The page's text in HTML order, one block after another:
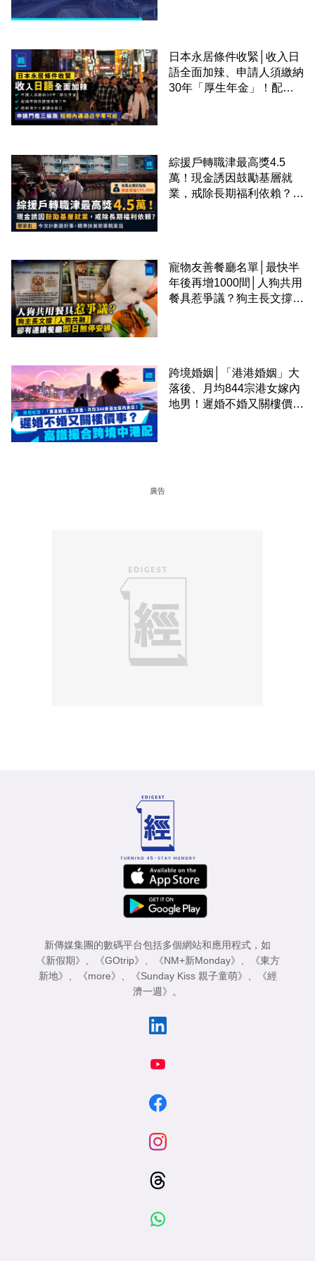
日本永居條件收緊│收入日
語全面加辣、申請人須繳納
30年「厚生年金」！配偶
綜援戶轉職津最高獎4.5
萬！現金誘因鼓勵基層就
業，戒除長期福利依賴？鄧
寵物友善餐廳名單│最快半
年後再增1000間│人狗共用
餐具惹爭議？狗主長文撐
跨境婚姻│「港港婚姻」大
落後、月均844宗港女嫁內
地男！遲婚不婚又關樓價
廣告
新傳媒集團的數碼平台包括多個網站和應用程式，如
《新假期》
《GOtrip》 《NM+新Monday》
《東方
新地》
《more》 《Sunday Kiss 親子童萌》
《經
濟一週》
。